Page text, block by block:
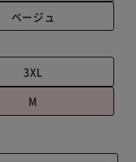
ベージュ
3XL
M